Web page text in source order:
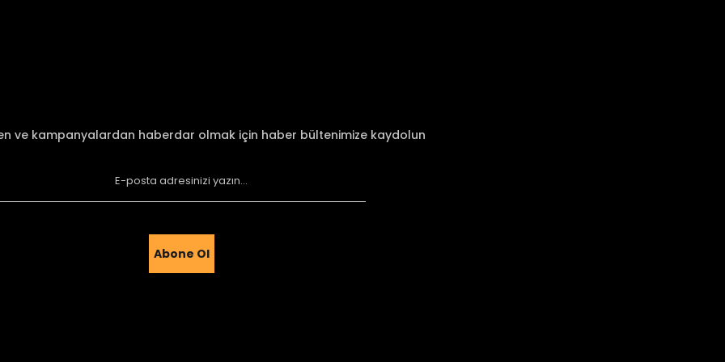
Gönder
ve kampanyalardan haberdar olmak için haber bültenimize kaydolun
Abone Ol